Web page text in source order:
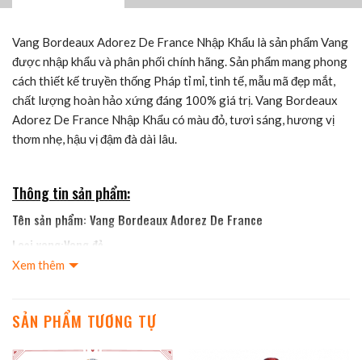
Vang Bordeaux Adorez De France Nhập Khẩu là sản phẩm Vang
được nhập khẩu và phân phối chính hãng. Sản phẩm mang phong
cách thiết kế truyền thống Pháp tỉ mỉ, tinh tế, mẫu mã đẹp mắt,
chất lượng hoàn hảo xứng đáng 100% giá trị. Vang Bordeaux
Adorez De France Nhập Khẩu có màu đỏ, tươi sáng, hương vị
thơm nhẹ, hậu vị đậm đà dài lâu.
Thông tin sản phẩm:
Tên sản phẩm: Vang Bordeaux Adorez De France
Loại vang:Vang đỏ
Xuất xứ: Pháp
Niên vụ: 2019
Thời gian ủ: 12 tháng
Xem thêm
SẢN PHẨM TƯƠNG TỰ